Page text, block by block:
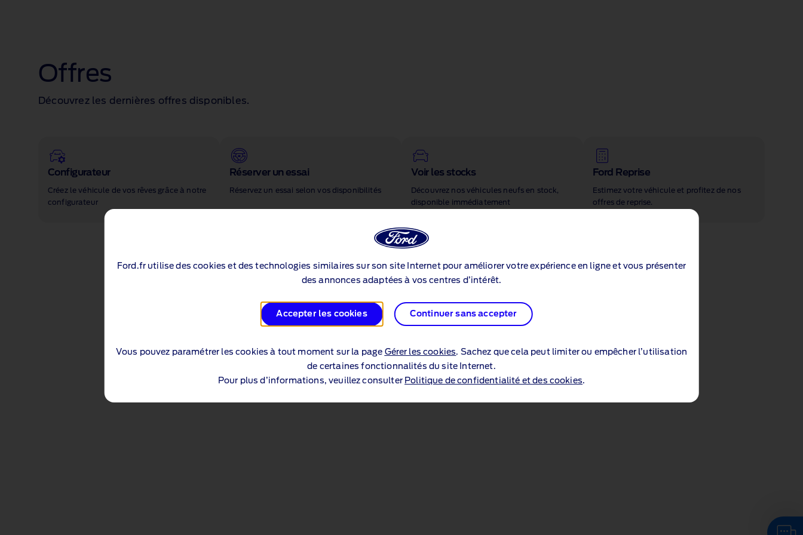
Ford.fr utilise des cookies et des technologies similaires sur son site Internet pour améliorer votre expérience en ligne et vous présenter
des annonces adaptées à vos centres d’intérêt.
Accepter les cookies Continuer sans accepter
Vous pouvez paramétrer les cookies à tout moment sur la page Gérer les cookies. Sachez que cela peut limiter ou empêcher l’utilisation
de certaines fonctionnalités du site Internet.
Pour plus d’informations, veuillez consulter Politique de confidentialité et des cookies.
Offres
Découvrez les dernières offres disponibles.
Configurateur
Créez le véhicule de vos rêves grâce à notre
configurateur
Réserver un essai
Réservez un essai selon vos disponibilités
Voir les stocks
Découvrez nos véhicules neufs en stock,
disponible immédiatement
Ford Reprise
Estimez votre véhicule et profitez de nos
offres de reprise.